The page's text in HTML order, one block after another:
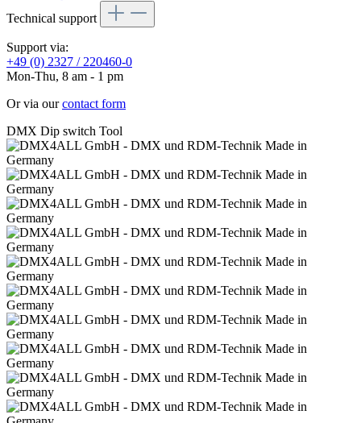
Technical support
Support via:
+49 (0) 2327 / 220460-0
Mon-Thu, 8 am - 1 pm
Or via ourcontact form
DMX Dip switch Tool